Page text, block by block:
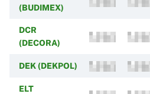
(BUDIMEX)
DCR
(DECORA)
DEK (DEKPOL)
ELT